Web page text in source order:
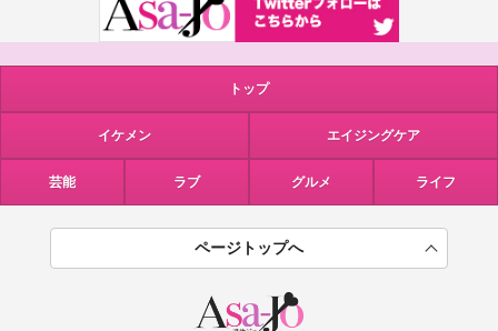
トップ
イケメン エイジングケア
芸能 ラブ グルメ ライフ
ページトップへ